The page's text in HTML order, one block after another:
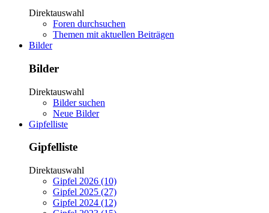
Direktauswahl
Foren durchsuchen
Themen mit aktuellen Beiträgen
Bilder
Bilder
Direktauswahl
Bilder suchen
Neue Bilder
Gipfelliste
Gipfelliste
Direktauswahl
Gipfel 2026 (10)
Gipfel 2025 (27)
Gipfel 2024 (12)